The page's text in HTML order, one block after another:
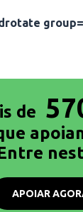
de
APOIAR